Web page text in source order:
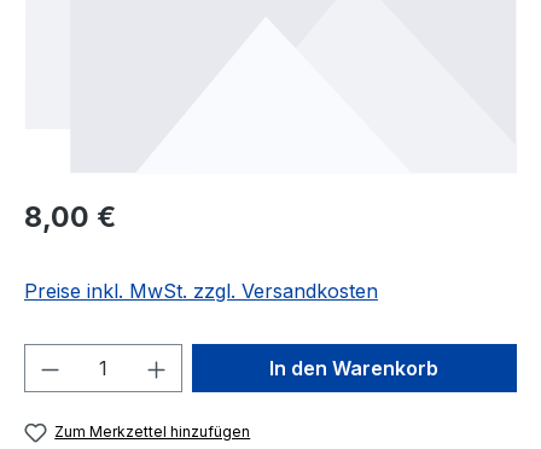
Regulärer Preis:
8,00 €
Preise inkl. MwSt. zzgl. Versandkosten
Produkt Anzahl: Gib denIn den Warenkorb
Zum Merkzettel hinzufügen